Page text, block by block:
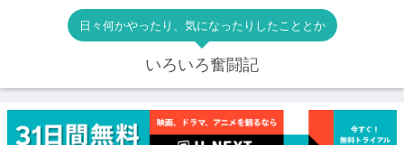
日々何かやったり、気になったりしたこととか
いろいろ奮闘記